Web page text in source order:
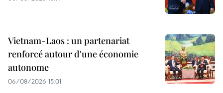
Vietnam-Laos : un partenariat
renforcé autour d'une économie
autonome
06/08/2026 15:01